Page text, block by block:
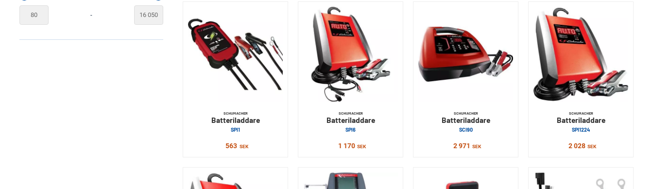
-
SCHUMACHER
Batteriladdare
SPI1
563 SEK
SCHUMACHER
Batteriladdare
SPI6
1 170 SEK
SCHUMACHER
Batteriladdare
SCI90
2 971 SEK
SCHUMACHER
Batteriladdare
SPI1224
2 028 SEK